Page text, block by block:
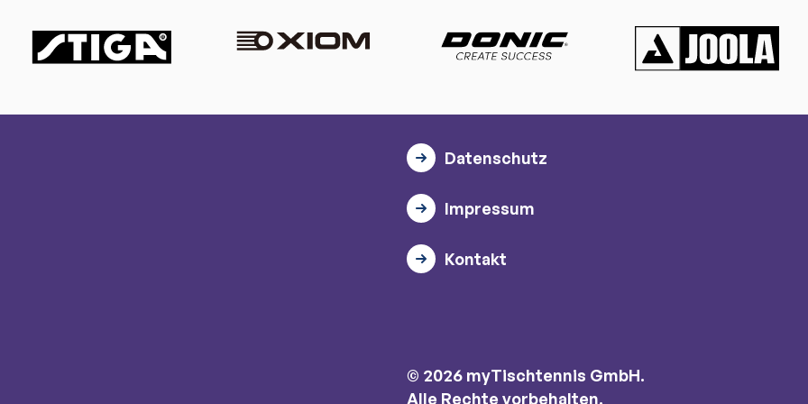
Datenschutz
Impressum
Kontakt
© 2026 myTischtennis GmbH.
Alle Rechte vorbehalten.